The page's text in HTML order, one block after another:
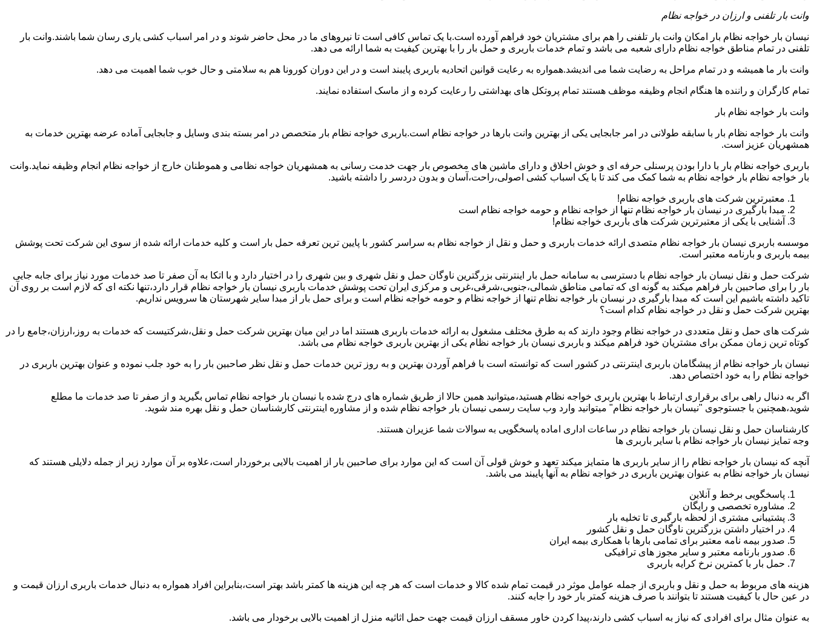
وانت بار تلفنی و ارزان در خواجه نظام
نیسان بار خواجه نظام بار امکان وانت بار تلفنی را هم برای مشتریان خود فراهم آورده است.با یک تماس کافی است تا نیروهای ما در محل حاضر شوند و در امر اسباب کشی یاری رسان شما باشند.وانت بار
تلفنی در تمام مناطق خواجه نظام دارای شعبه می باشد و تمام خدمات باربری و حمل بار را با بهترین کیفیت به شما ارائه می دهد.
وانت بار ما همیشه و در تمام مراحل به رضایت شما می اندیشد.همواره به رعایت قوانین اتحادیه باربری پایبند است و در این دوران کورونا هم به سلامتی و حال خوب شما اهمیت می دهد.
تمام کارگران و راننده ها هنگام انجام وظیفه موظف هستند تمام پروتکل های بهداشتی را رعایت کرده و از ماسک استفاده نمایند.
وانت بار خواجه نظام بار
وانت بار خواجه نظام بار با سابقه طولانی در امر جابجایی یکی از بهترین وانت بارها در خواجه نظام است.باربری خواجه نظام بار متخصص در امر بسته بندی وسایل و جابجایی آماده عرضه بهترین خدمات به
همشهریان عزیز است.
باربری خواجه نظام بار با دارا بودن پرسنلی حرفه ای و خوش اخلاق و دارای ماشین های مخصوص بار جهت خدمت رسانی به همشهریان خواجه نظامی و هموطنان خارج از خواجه نظام انجام وظیفه نماید.وانت
بار خواجه نظام بار خواجه نظام به شما کمک می کند تا با یک اسباب کشی اصولی،راحت،آسان و بدون دردسر را داشته باشید.
معتبرترین شرکت های باربری خواجه نظام!
مبدا بارگیری در نیسان بار خواجه نظام تنها از خواجه نظام و حومه خواجه نظام است
آشنایی با یکی از معتبرترین شرکت های باربری خواجه نظام!
موسسه باربری نیسان بار خواجه نظام متصدی ارائه خدمات باربری و حمل و نقل از خواجه نظام به سراسر کشور با پایین ترین تعرفه حمل بار است و کلیه خدمات ارائه شده از سوی این شرکت تحت پوشش
بیمه باربری و بارنامه معتبر است.
شرکت حمل و نقل نیسان بار خواجه نظام با دسترسی به سامانه حمل بار اینترنتی بزرگترین ناوگان حمل و نقل شهری و بین شهری را در اختیار دارد و با اتکا به آن صفر تا صد خدمات مورد نیاز برای جابه جایی
بار را برای صاحبین بار فراهم میکند به گونه ای که تمامی مناطق شمالی،جنوبی،شرقی،غربی و مرکزی ایران تحت پوشش خدمات باربری نیسان بار خواجه نظام قرار دارد،تنها نکته ای که لازم است بر روی آن
تاکید داشته باشیم این است که مبدا بارگیری در نیسان بار خواجه نظام تنها از خواجه نظام و حومه خواجه نظام است و برای حمل بار از مبدا سایر شهرستان ها سرویس نداریم.
بهترین شرکت حمل و نقل در خواجه نظام کدام است؟
شرکت های حمل و نقل متعددی در خواجه نظام وجود دارند که به طرق مختلف مشغول به ارائه خدمات باربری هستند اما در این میان بهترین شرکت حمل و نقل،شرکتیست که خدمات به روز،ارزان،جامع را در
کوتاه ترین زمان ممکن برای مشتریان خود فراهم میکند و باربری نیسان بار خواجه نظام یکی از بهترین باربری خواجه نظام می باشد.
نیسان بار خواجه نظام از پیشگامان باربری اینترنتی در کشور است که توانسته است با فراهم آوردن بهترین و به روز ترین خدمات حمل و نقل نظر صاحبین بار را به خود جلب نموده و عنوان بهترین باربری در
خواجه نظام را به خود اختصاص دهد.
اگر به دنبال راهی برای برقراری ارتباط با بهترین باربری خواجه نظام هستید،میتوانید همین حالا از طریق شماره های درج شده با نیسان بار خواجه نظام تماس بگیرید و از صفر تا صد خدمات ما مطلع
شوید،همچنین با جستوجوی "نیسان بار خواجه نظام" میتوانید وارد وب سایت رسمی نیسان بار خواجه نظام شده و از مشاوره اینترنتی کارشناسان حمل و نقل بهره مند شوید.
کارشناسان حمل و نقل نیسان بار خواجه نظام در ساعات اداری اماده پاسخگویی به سوالات شما عزیران هستند.
وجه تمایز نیسان بار خواجه نظام با سایر باربری ها
آنچه که نیسان بار خواجه نظام را از سایر باربری ها متمایز میکند تعهد و خوش قولی آن است که این موارد برای صاحبین بار از اهمیت بالایی برخوردار است،علاوه بر آن موارد زیر از جمله دلایلی هستند که
نیسان بار خواجه نظام به عنوان بهترین باربری در خواجه نظام به آنها پایبند می باشد.
پاسخگویی برخط و آنلاین
مشاوره تخصصی و رایگان
پشتیبانی مشتری از لحظه بارگیری تا تخلیه بار
در اختیار داشتن بزرگترین ناوگان حمل و نقل کشور
صدور بیمه نامه معتبر برای تمامی بارها با همکاری بیمه ایران
صدور بارنامه معتبر و سایر مجوز های ترافیکی
حمل بار با کمترین نرخ کرایه باربری
هزینه های مربوط به حمل و نقل و باربری از جمله عوامل موثر در قیمت تمام شده کالا و خدمات است که هر چه این هزینه ها کمتر باشد بهتر است،بنابراین افراد همواره به دنبال خدمات باربری ارزان قیمت و
در عین حال با کیفیت هستند تا بتوانند با صرف هزینه کمتر بار خود را جابه کنند.
به عنوان مثال برای افرادی که نیاز به اسباب کشی دارند،پیدا کردن خاور مسقف ارزان قیمت جهت حمل اثاثیه منزل از اهمیت بالایی برخودار می باشد.